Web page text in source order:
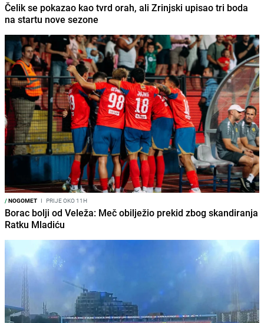
Čelik se pokazao kao tvrd orah, ali Zrinjski upisao tri boda
na startu nove sezone
/NOGOMET I PRIJE OKO 11H
Borac bolji od Veleža: Meč obilježio prekid zbog skandiranja
Ratku Mladiću